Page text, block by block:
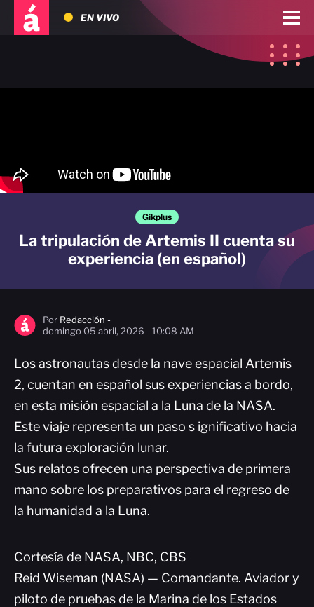
EN VIVO
Gikplus
La tripulación de Artemis II cuenta su
experiencia (en español)
Por Redacción -
domingo 05 abril, 2026 - 10:08 AM
Los astronautas desde la nave espacial Artemis
2, cuentan en español sus experiencias a bordo,
en esta misión espacial a la Luna de la NASA.
Este viaje representa un paso s ignificativo hacia
la futura exploración lunar.
Sus relatos ofrecen una perspectiva de primera
mano sobre los preparativos para el regreso de
la humanidad a la Luna.
Cortesía de NASA, NBC, CBS
Reid Wiseman (NASA) — Comandante. Aviador y
piloto de pruebas de la Marina de los Estados